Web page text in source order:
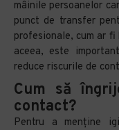
mâinile persoanelor
punct de transfer
profesionale, cum ar
aceea, este
reduce riscurile de
Cum să
contact?
Pentru a menține